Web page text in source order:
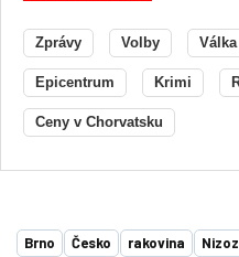
Zprávy Volby
Epicentrum Krimi
Ceny v Chorvatsku
Brno Česko rakovina